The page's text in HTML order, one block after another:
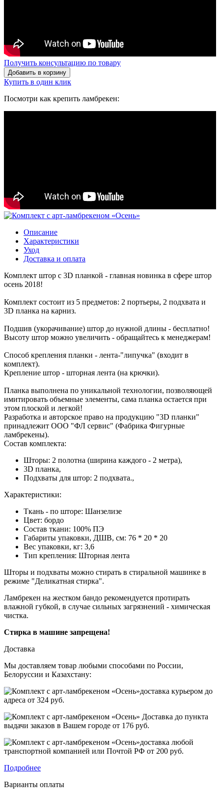
Получить консультацию по товару
Добавить в корзину
Купить в один клик
Посмотри как крепить ламбрекен:
Описание
Характеристики
Уход
Доставка и оплата
Комплект штор с 3D планкой - главная новинка в сфере штор
осень 2018!
Комплект состоит из 5 предметов: 2 портьеры, 2 подхвата и
3D планка на карниз.
Подшив (укорачивание) штор до нужной длины - бесплатно!
Высоту штор можно увеличить - обращайтесь к менеджерам!
Способ крепления планки - лента-"липучка" (входит в
комплект).
Крепление штор - шторная лента (на крючки).
Планка выполнена по уникальной технологии, позволяющей
имитировать объемные элементы, сама планка остается при
этом плоской и легкой!
Разработка и авторское право на продукцию "3D планки"
принадлежит ООО "ФЛ сервис" (Фабрика Фигурные
ламбрекены).
Состав комплекта:
Шторы: 2 полотна (ширина каждого - 2 метра),
3D планка,
Подхваты для штор: 2 подхвата.,
Характеристики:
Ткань - по шторе: Шанзелизе
Цвет: бордо
Состав ткани: 100% ПЭ
Габариты упаковки, ДШВ, см: 76 * 20 * 20
Вес упаковки, кг: 3,6
Тип крепления: Шторная лента
Шторы и подхваты можно стирать в стиральной машинке в
режиме "Деликатная стирка".
Ламбрекен на жестком бандо рекомендуется протирать
влажной губкой, в случае сильных загрязнений - химическая
чистка.
Стирка в машине запрещена!
Доставка
Мы доставляем товар любыми способами по России,
Белоруссии и Казахстану:
доставка курьером до
адреса от 324 руб.
Доставка до пункта
выдачи заказов в Вашем городе от 176 руб.
доставка любой
транспортной компанией или Почтой РФ от 200 руб.
Подробнее
Варианты оплаты